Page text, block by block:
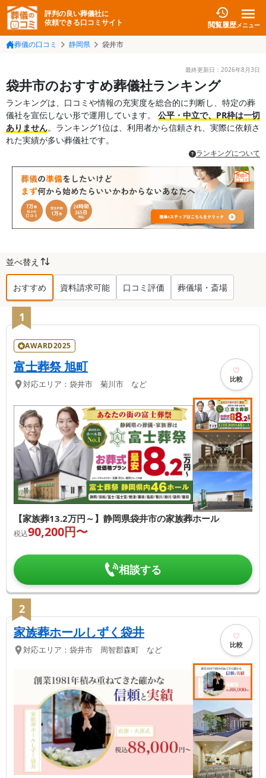
評判の良い葬儀社に
依頼できる口コミサイト
閲覧履歴メニュー
葬儀の口コミ 静岡県 袋井市
最終更新日： 2026年8月3日
袋井市のおすすめ葬儀社ランキング
ランキングは、口コミや情報の充実度を総合的に判断し、特定の葬
儀社を宣伝しない形で運用しています。 公平・中立で、PR枠は一切
ありません。ランキング1位は、利用者から信頼され、実際に依頼さ
れた実績が多い葬儀社です。
ランキングについて
並べ替え
おすすめ 資料請求可能 口コミ評価 葬儀場・斎場
袋井市
1
AWARD2025
富士葬祭 旭町
対応エリア： 袋井市 菊川市 など 比較
【家族葬13.2万円～】静岡県袋井市の家族葬ホール
税込90,200円〜
相談する
2
家族葬ホールしずく袋井
対応エリア： 袋井市 周智郡森町 など 比較